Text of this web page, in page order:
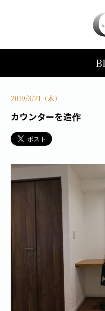
コンセプト
お問い合わせ·資料請求
2019/3/21（木）
カウンターを造作